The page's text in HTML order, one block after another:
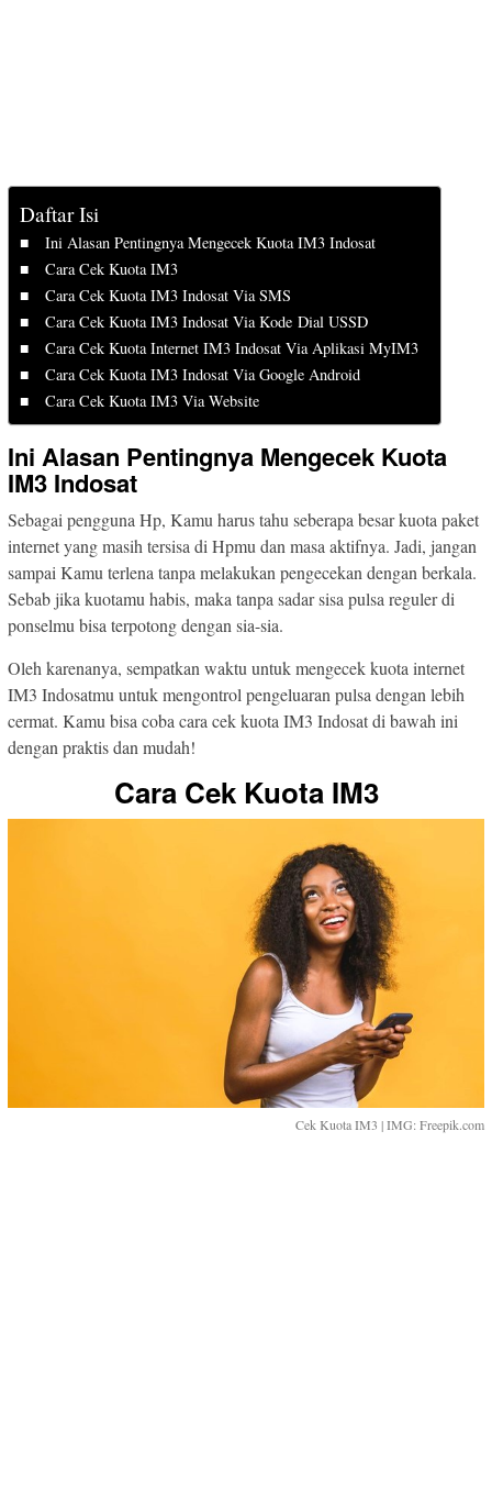
Daftar Isi
Ini Alasan Pentingnya Mengecek Kuota IM3 Indosat
Cara Cek Kuota IM3
Cara Cek Kuota IM3 Indosat Via SMS
Cara Cek Kuota IM3 Indosat Via Kode Dial USSD
Cara Cek Kuota Internet IM3 Indosat Via Aplikasi MyIM3
Cara Cek Kuota IM3 Indosat Via Google Android
Cara Cek Kuota IM3 Via Website
Ini Alasan Pentingnya Mengecek Kuota
IM3 Indosat
Sebagai pengguna Hp, Kamu harus tahu seberapa besar kuota paket
internet yang masih tersisa di Hpmu dan masa aktifnya. Jadi, jangan
sampai Kamu terlena tanpa melakukan pengecekan dengan berkala.
Sebab jika kuotamu habis, maka tanpa sadar sisa pulsa reguler di
ponselmu bisa terpotong dengan sia-sia.
Oleh karenanya, sempatkan waktu untuk mengecek kuota internet
IM3 Indosatmu untuk mengontrol pengeluaran pulsa dengan lebih
cermat. Kamu bisa coba cara cek kuota IM3 Indosat di bawah ini
dengan praktis dan mudah!
Cara Cek Kuota IM3
Cek Kuota IM3 | IMG: Freepik.com